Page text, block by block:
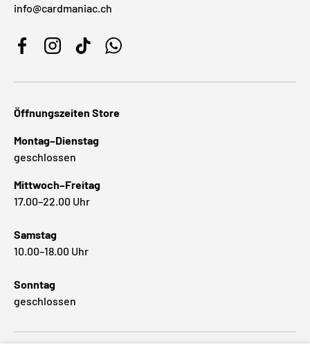
info@cardmaniac.ch
FacebookInstagramTikTokWhatsApp
Öffnungszeiten Store
Montag–Dienstag
geschlossen
Mittwoch–Freitag
17.00–22.00 Uhr
Samstag
10.00–18.00 Uhr
Sonntag
geschlossen